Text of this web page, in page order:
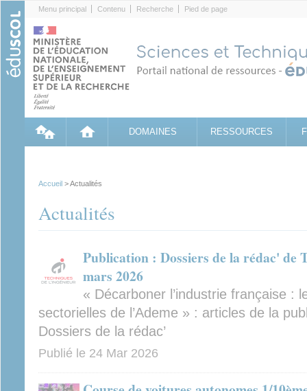
Menu principal Contenu Recherche Pied de page
DOMAINES RESSOURCES
Accueil > Actualités
Actualités
Publication : Dossiers de la rédac' de
mars 2026
« Décarboner l’industrie française :
sectorielles de l’Ademe » : articles de la
Dossiers de la rédac’
Publié le 24 Mar 2026